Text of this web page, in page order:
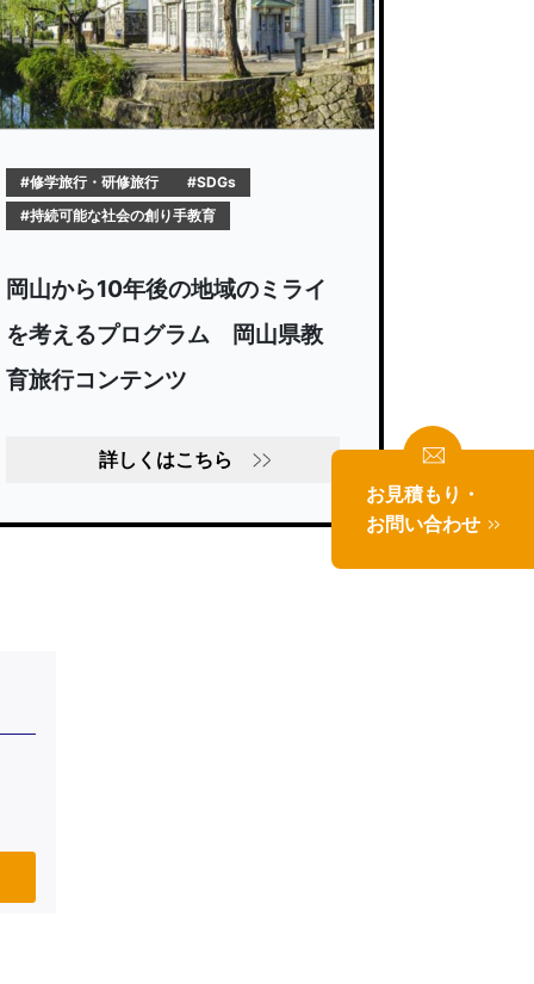
お見積もり・
お問い合わせ
#修学旅行・研修旅行
#SDGs
#持続可能な社会の創り手教育
岡山から10年後の地域のミライ
を考えるプログラム 岡山県教
育旅行コンテンツ
詳しくはこちら